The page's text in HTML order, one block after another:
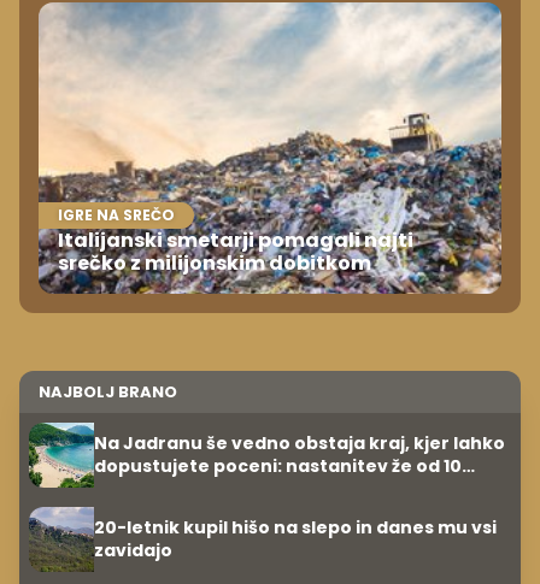
IGRE NA SREČO
Italijanski smetarji pomagali najti
srečko z milijonskim dobitkom
NAJBOLJ BRANO
Na Jadranu še vedno obstaja kraj, kjer lahko
dopustujete poceni: nastanitev že od 10
20-letnik kupil hišo na slepo in danes mu vsi
zavidajo